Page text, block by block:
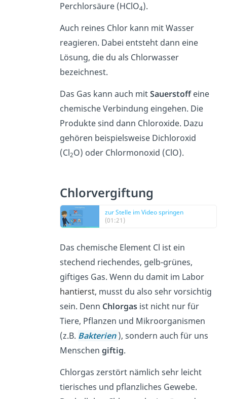
Perchlorsäure (HClO4).
Auch reines Chlor kann mit Wasser
reagieren. Dabei entsteht dann eine
Lösung, die du als Chlorwasser
bezeichnest.
Das Gas kann auch mitSauerstoffeine
chemische Verbindung eingehen. Die
Produkte sind dann Chloroxide. Dazu
gehören beispielsweise Dichloroxid
(Cl2O) oder Chlormonoxid (ClO).
Chlorvergiftung
zur Stelle im Video springen
(01:21)
Das chemische Element Cl ist ein
stechend riechendes, gelb-grünes,
giftiges Gas. Wenn du damit im Labor
hantierst, musst du also sehr vorsichtig
sein. Denn Chlorgasist nicht nur für
Tiere, Pflanzen und Mikroorganismen
(z.B. Bakterien), sondern auch für uns
Menschen giftig.
Chlorgas zerstört nämlich sehr leicht
tierisches und pflanzliches Gewebe.